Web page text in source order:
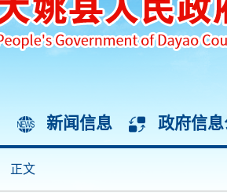
新闻信息 政府信
正文